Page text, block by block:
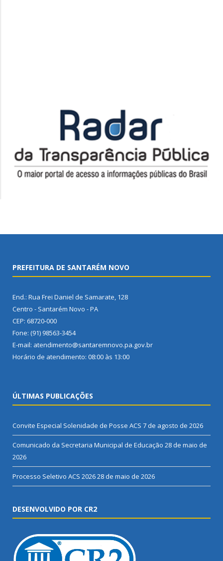
PREFEITURA DE SANTARÉM NOVO
End.: Rua Frei Daniel de Samarate, 128
Centro - Santarém Novo - PA
CEP: 68720-000
Fone: (91) 98563-3454
E-mail: atendimento@santaremnovo.pa.gov.br
Horário de atendimento: 08:00 às 13:00
ÚLTIMAS PUBLICAÇÕES
Convite Especial Solenidade de Posse ACS 7 de agosto de 2026
Comunicado da Secretaria Municipal de Educação 28 de maio de
2026
Processo Seletivo ACS 202628 de maio de 2026
DESENVOLVIDO POR CR2